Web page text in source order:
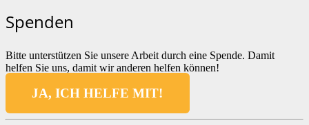
Spenden
Bitte unterstützen Sie unsere Arbeit durch eine Spende. Damit
helfen Sie uns, damit wir anderen helfen können!
JA, ICH HELFE MIT!